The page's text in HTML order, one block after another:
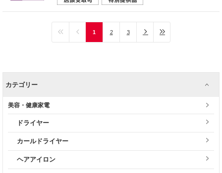
1 2 3
カテゴリー
美容・健康家電
ドライヤー
カールドライヤー
ヘアアイロン